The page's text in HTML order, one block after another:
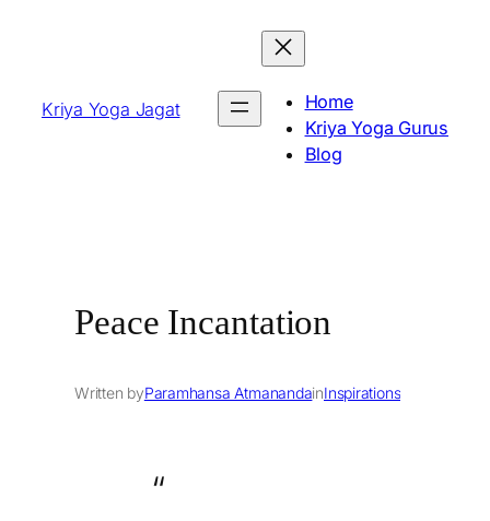
Kriya Yoga Jagat
Home
Kriya Yoga Gurus
Blog
Peace Incantation
Written byParamhansa AtmanandainInspirations